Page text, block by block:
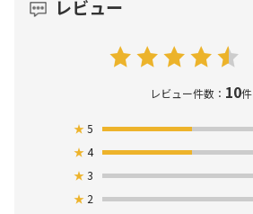
レビュー
レビュー件数： 10件
★5
★4
★3
★ 2